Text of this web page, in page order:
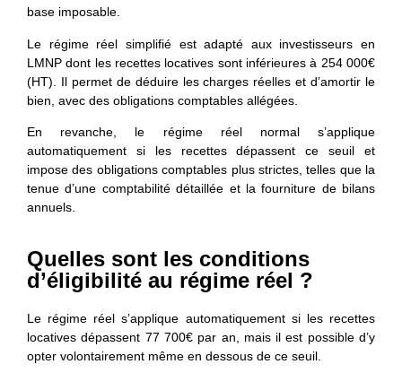
base imposable.
Le régime réel simplifié est adapté aux investisseurs en
LMNP dont les recettes locatives sont inférieures à 254 000€
(HT). Il permet de déduire les charges réelles et d’amortir le
bien, avec des obligations comptables allégées.
En revanche, le régime réel normal s’applique
automatiquement si les recettes dépassent ce seuil et
impose des obligations comptables plus strictes, telles que la
tenue d’une comptabilité détaillée et la fourniture de bilans
annuels.
Quelles sont les conditions
d’éligibilité au régime réel ?
Le régime réel s’applique automatiquement si les recettes
locatives dépassent 77 700€ par an, mais il est possible d’y
opter volontairement même en dessous de ce seuil.